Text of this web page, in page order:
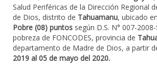
Salud Periféricas de la Dirección Regional
de Dios, distrito de Tahuamanu, ubicado
Pobre (08) puntos según D.S. N° 007-
pobreza de FONCODES, provincia de
departamento de Madre de Dios, a partir
2019 al 05 de mayo del 2020.